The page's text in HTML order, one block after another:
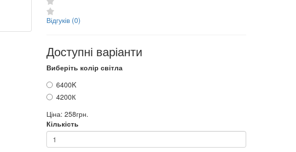
Відгуків (0)
Доступні варіанти
Виберіть колір світла
6400K
4200К
Ціна:258грн.
Кількість